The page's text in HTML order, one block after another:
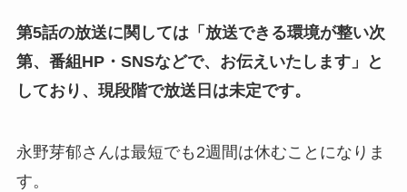
第5話の放送に関しては「放送できる環境が整い次
第、番組HP・SNSなどで、お伝えいたします」と
しており、現段階で放送日は未定です。
永野芽郁さんは最短でも2週間は休むことになりま
す。